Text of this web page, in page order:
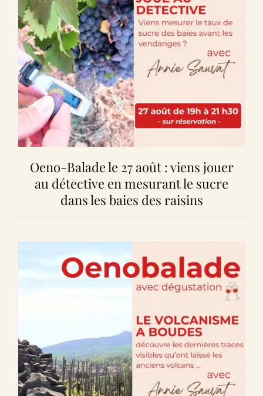
Oeno-Balade le 27 août : viens jouer
au détective en mesurant le sucre
dans les baies des raisins